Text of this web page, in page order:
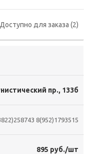
Доступно для заказа (2)
пр., 133б
8(952)1793515
895 руб./шт